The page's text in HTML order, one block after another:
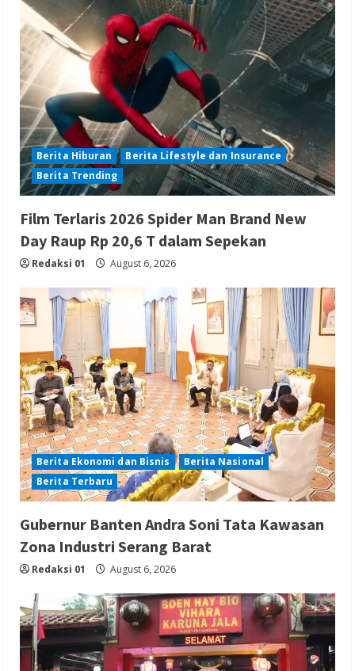
Berita Hiburan
Berita Lifestyle dan Insurance
Berita Trending
Film Terlaris 2026 Spider Man Brand New
Day Raup Rp 20,6 T dalam Sepekan
Redaksi 01 August 6, 2026
Berita Ekonomi dan Bisnis
Berita Nasional
Berita Terbaru
Gubernur Banten Andra Soni Tata Kawasan
Zona Industri Serang Barat
Redaksi 01 August 6, 2026